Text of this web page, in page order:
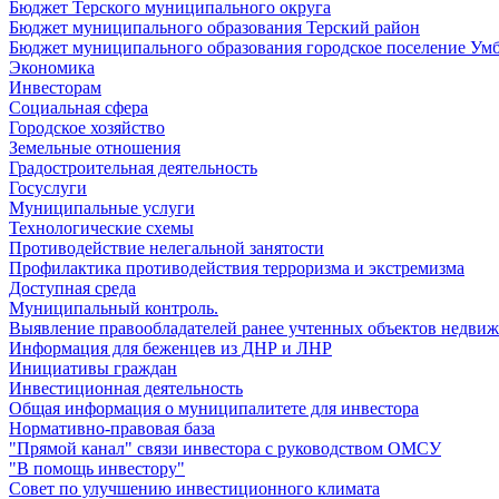
Бюджет Терского муниципального округа
Бюджет муниципального образования Терский район
Бюджет муниципального образования городское поселение
Экономика
Инвесторам
Социальная сфера
Городское хозяйство
Земельные отношения
Градостроительная деятельность
Госуслуги
Муниципальные услуги
Технологические схемы
Противодействие нелегальной занятости
Профилактика противодействия терроризма и экстремизма
Доступная среда
Муниципальный контроль.
Выявление правообладателей ранее учтенных объектов
Информация для беженцев из ДНР и ЛНР
Инициативы граждан
Инвестиционная деятельность
Общая информация о муниципалитете для инвестора
Нормативно-правовая база
"Прямой канал" связи инвестора с руководством ОМСУ
"В помощь инвестору"
Совет по улучшению инвестиционного климата